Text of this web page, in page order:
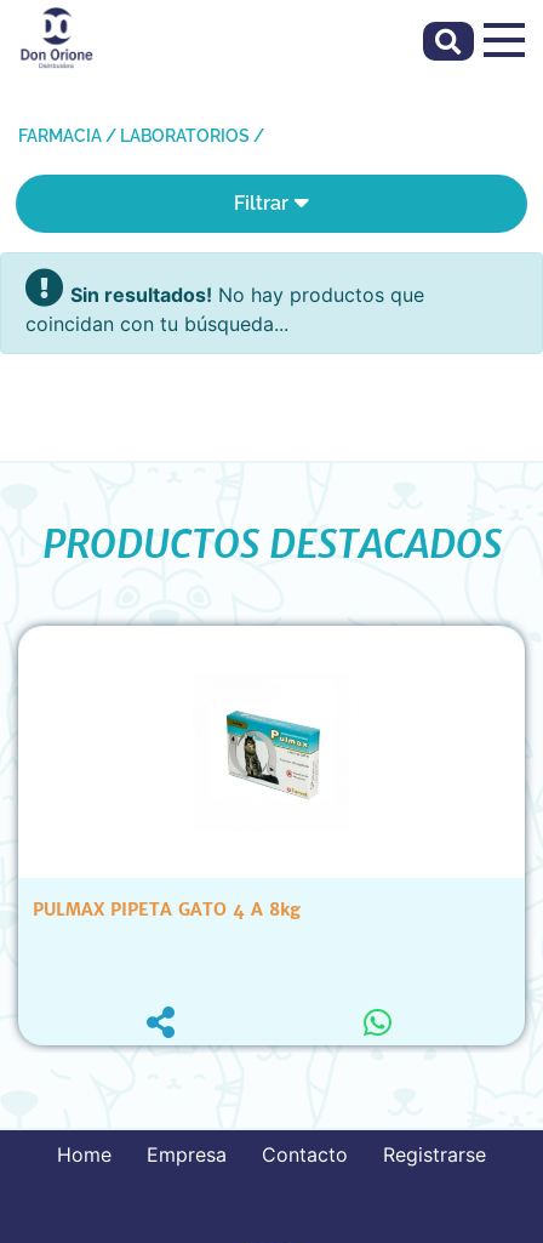
FARMACIA / LABORATORIOS /
Filtrar
Sin resultados! No hay productos que
coincidan con tu búsqueda...
PRODUCTOS DESTACADOS
GATO 4 A 8kg
Home Empresa Contacto Registrarse